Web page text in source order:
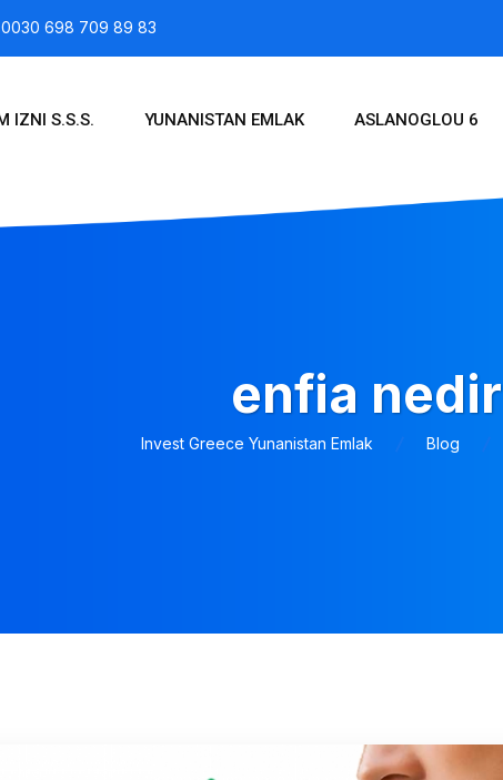
0030 698 709 89 83
IZNI S.S.S. YUNANISTAN EMLAK ASLANOGLOU 6
enfia nedir
Invest Greece Yunanistan Emlak Blog